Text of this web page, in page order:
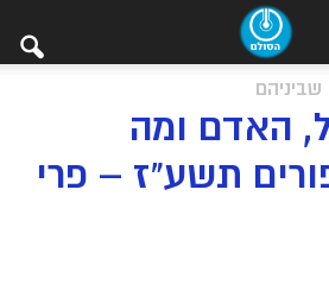
האדם ומה
תשע"ז – פרי